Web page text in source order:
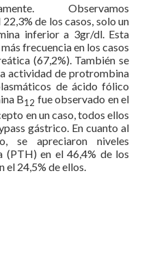
Observamos
de los casos, solo un
inferior a 3gr/dl. Esta
frecuencia en los casos
(67,2%). También se
actividad de protrombina
de ácido fólico
B12 fue observado en el
en un caso, todos ellos
gástrico. En cuanto al
se apreciaron niveles
(PTH) en el 46,4% de los
el 24,5% de ellos.